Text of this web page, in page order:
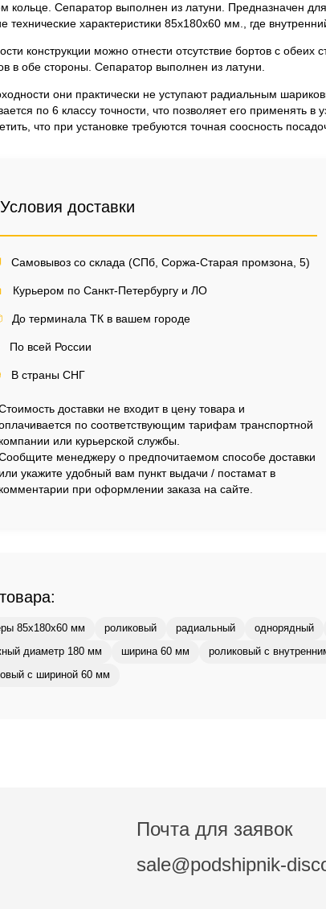
кольце. Сепаратор выполнен из латуни. Предназначен
технические характеристики 85x180x60 мм., где
конструкции можно отнести отсутствие бортов с
в обе стороны. Сепаратор выполнен из латуни.
они практически не уступают радиальным
по 6 классу точности, что позволяет его
что при установке требуются точная соосность
Условия доставки
Самовывоз со склада (СПб, Соржа-Старая промзона, 5)
Курьером по Санкт-Петербургу и ЛО
До терминала ТК в вашем городе
По всей России
В страны СНГ
доставки не входит в цену товара и
по соответствующим тарифам транспортной
компании или курьерской службы.
менеджеру о предпочитаемом способе доставки
или укажите удобный вам пункт выдачи / постамат в
комментарии при оформлении заказа на сайте.
85x180x60 мм роликовый радиальный однорядный
диаметр 180 мм ширина 60 мм роликовый с
с шириной 60 мм
Почта для заявок
sale@podshipnik-